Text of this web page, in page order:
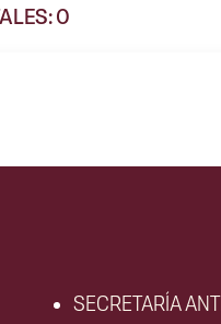
0
SECRETARÍA